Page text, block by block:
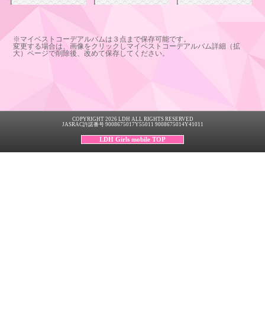
※マイベストコーデアルバムは３点まで保存可能です。
変更する場合は、画像をクリックしマイベストコーデアルバム詳細（拡
大）ページで削除後、改めて保存してください。
COPYRIGHT 2026 LDH ALL RIGHTS RESERVED
JASRAC許諾番号 9008675017Y55011 9008675014Y41011
LDH Girls mobile TOP